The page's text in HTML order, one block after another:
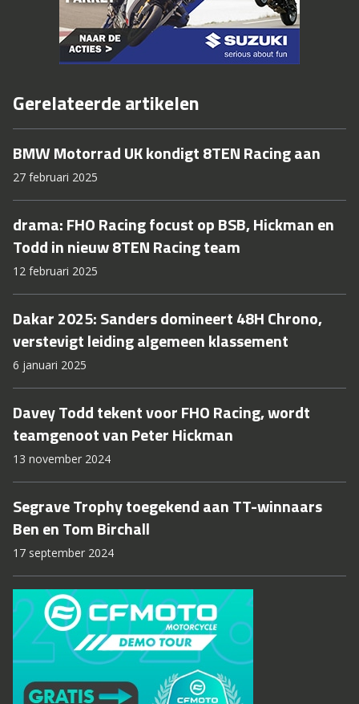
Gerelateerde artikelen
BMW Motorrad UK kondigt 8TEN Racing aan
27 februari 2025
drama: FHO Racing focust op BSB, Hickman en
Todd in nieuw 8TEN Racing team
12 februari 2025
Dakar 2025: Sanders domineert 48H Chrono,
verstevigt leiding algemeen klassement
6 januari 2025
Davey Todd tekent voor FHO Racing, wordt
teamgenoot van Peter Hickman
13 november 2024
Segrave Trophy toegekend aan TT-winnaars
Ben en Tom Birchall
17 september 2024